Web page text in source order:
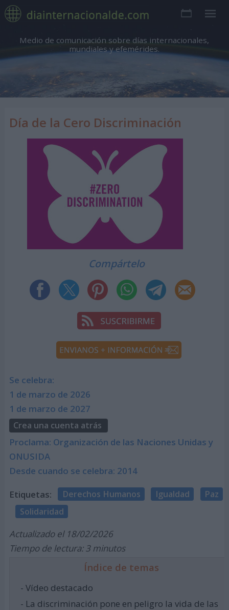
Medio de comunicación sobre días internacionales,
mundiales y efemérides.
Día de la Cero Discriminación
Compártelo
Se celebra:
1 de marzo de 2026
1 de marzo de 2027
Crea una cuenta atrás
Proclama: Organización de las Naciones Unidas y
ONUSIDA
Desde cuando se celebra: 2014
Etiquetas: Derechos Humanos Igualdad
Paz
Solidaridad
Actualizado el 18/02/2026
Tiempo de lectura: 3 minutos
Índice de temas
- Vídeo destacado
- La discriminación pone en peligro la vida de las